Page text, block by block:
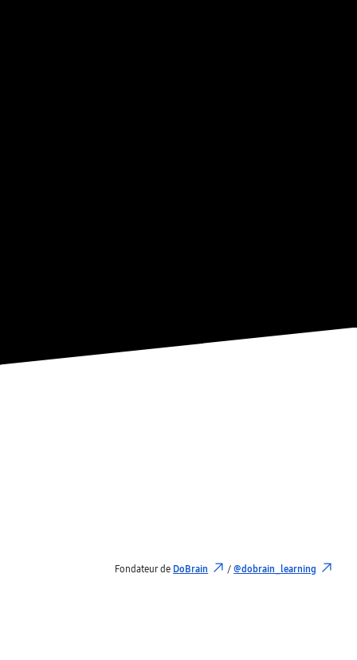
Fondateur de DoBrain /@dobrain_learning